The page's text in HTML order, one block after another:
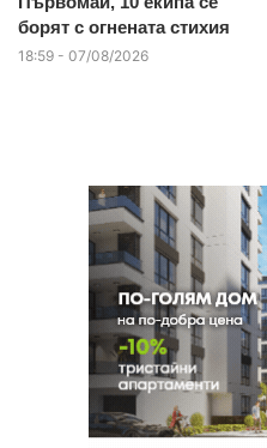
борят с огнената стихия
18:59 - 07/08/2026